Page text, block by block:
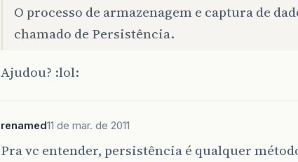
O processo de armazenagem e captura de
chamado de Persistência.
Ajudou? :lol:
renamed11 de mar. de 2011
Pra vc entender, persistência é qualquer